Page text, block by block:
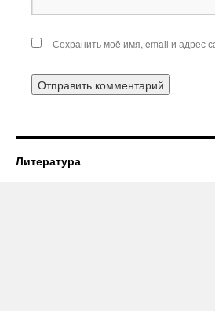
Сохранить моё имя, email и адрес
Литература